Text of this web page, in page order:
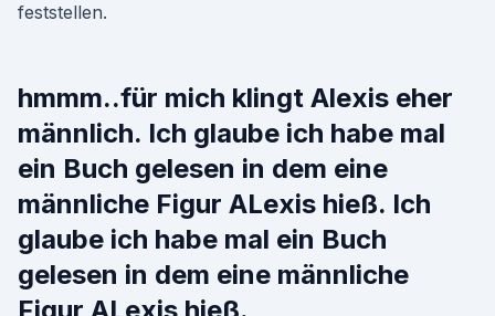
feststellen.
hmmm..für mich klingt Alexis eher
männlich. Ich glaube ich habe mal
ein Buch gelesen in dem eine
männliche Figur ALexis hieß. Ich
glaube ich habe mal ein Buch
gelesen in dem eine männliche